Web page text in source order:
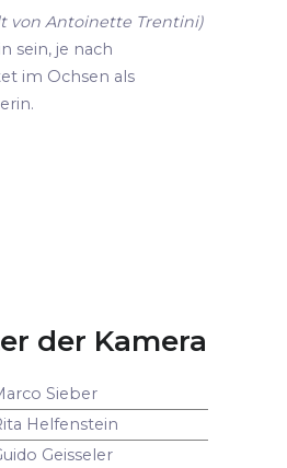
von Antoinette Trentini)
sein, je nach
im Ochsen als
der Kamera
Sieber
Helfenstein
Geisseler